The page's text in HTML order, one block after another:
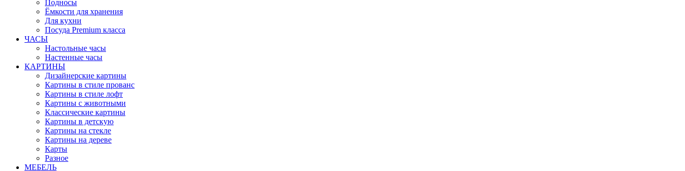
Подносы
Ёмкости для хранения
Для кухни
Посуда Premium класса
ЧАСЫ
Настольные часы
Настенные часы
КАРТИНЫ
Дизайнерские картины
Картины в стиле прованс
Картины в стиле лофт
Картины с животными
Классические картины
Картины в детскую
Картины на стекле
Картины на дереве
Карты
Разное
МЕБЕЛЬ